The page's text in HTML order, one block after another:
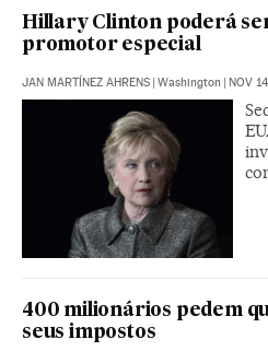
Hillary Clinton poderá
promotor especial
JAN MARTÍNEZ AHRENS | Washington | NOV
400 milionários pedem
seus impostos